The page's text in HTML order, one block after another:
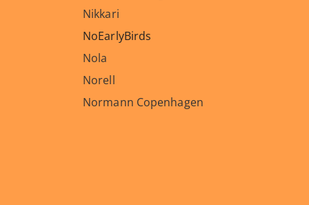
Nikkari
NoEarlyBirds
Nola
Norell
Normann Copenhagen